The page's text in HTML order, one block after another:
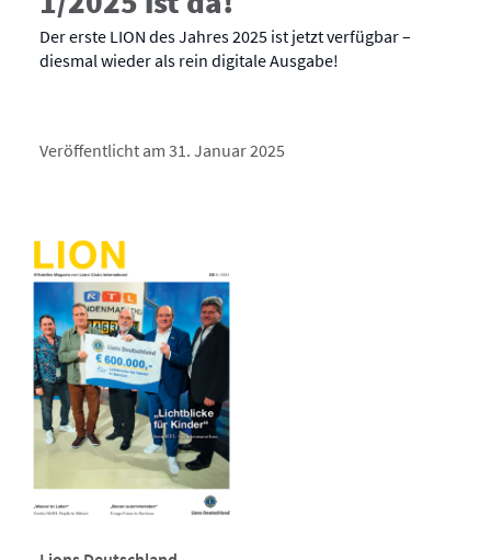
Der erste LION des Jahres 2025 ist jetzt verfügbar –
diesmal wieder als rein digitale Ausgabe!
Veröffentlicht am 31. Januar 2025